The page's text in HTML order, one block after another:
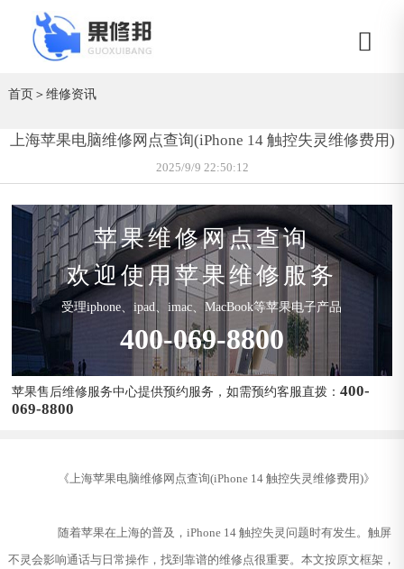
首页＞维修资讯
上海苹果电脑维修网点查询(iPhone 14 触控失灵维修费用)
2025/9/9 22:50:12
苹果维修网点查询
欢迎使用苹果维修服务
受理iphone、ipad、imac、MacBook等苹果电子产品
400-069-8800
苹果售后维修服务中心提供预约服务，如需预约客服直拨：400-
069-8800
《上海苹果电脑维修网点查询(iPhone 14 触控失灵维修费用)》
随着苹果在上海的普及，iPhone 14 触控失灵问题时有发生。触屏
不灵会影响通话与日常操作，找到靠谱的维修点很重要。本文按原文框架，